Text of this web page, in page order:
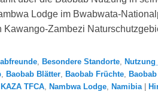
Lodge im Bwabwata-
Kawango-Zambezi
Besondere Standorte
Baobab Blätter Baobab Früchte
KAZA TFCA Nambwa Lodge Namibia